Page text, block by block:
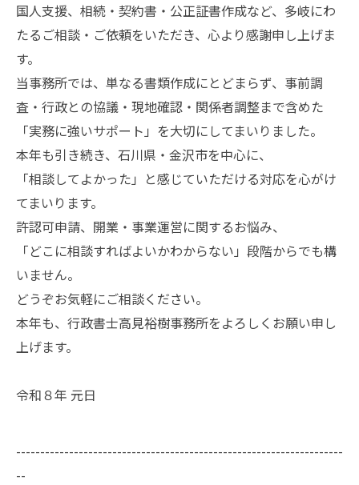
国人支援、相続・契約書・公正証書作成など、多岐にわ
たるご相談・ご依頼をいただき、心より感謝申し上げま
す。
当事務所では、単なる書類作成にとどまらず、事前調
査・行政との協議・現地確認・関係者調整まで含めた
「実務に強いサポート」を大切にしてまいりました。
本年も引き続き、石川県・金沢市を中心に、
「相談してよかった」と感じていただける対応を心がけ
てまいります。
許認可申請、開業・事業運営に関するお悩み、
「どこに相談すればよいかわからない」段階からでも構
いません。
どうぞお気軽にご相談ください。
本年も、行政書士高見裕樹事務所をよろしくお願い申し
上げます。
令和８年 元日
--------------------------------------------------------------------
--